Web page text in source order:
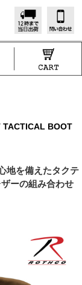
TACTICAL BOOT
地を備えたタクテ
ーの組み合わせ